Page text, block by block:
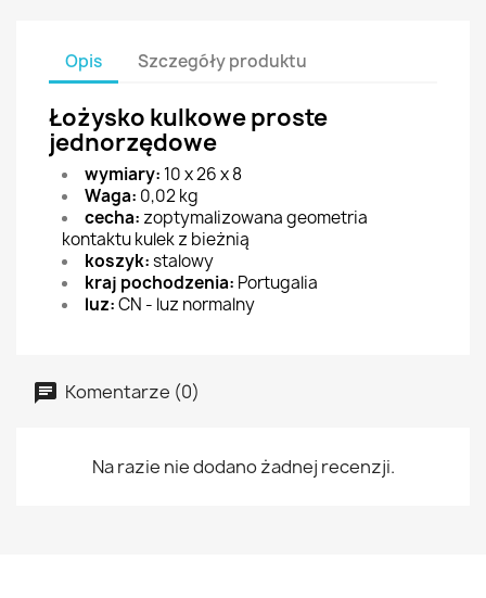
Opis Szczegóły produktu
Łożysko kulkowe proste
jednorzędowe
wymiary: 10 x 26 x 8
Waga: 0,02 kg
cecha: zoptymalizowana geometria
kontaktu kulek z bieżnią
koszyk:stalowy
kraj pochodzenia: Portugalia
luz:CN - luz normalny
Komentarze (0)
Na razie nie dodano żadnej recenzji.